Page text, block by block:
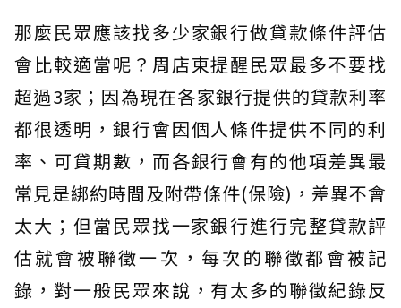
那麼民眾應該找多少家銀行做貸款條件評估
會比較適當呢？周店東提醒民眾最多不要找
超過3家；因為現在各家銀行提供的貸款利率
都很透明，銀行會因個人條件提供不同的利
率、可貸期數，而各銀行會有的他項差異最
常見是綁約時間及附帶條件(保險)，差異不會
太大；但當民眾找一家銀行進行完整貸款評
估就會被聯徵一次，每次的聯徵都會被記
錄，對一般民眾來說，有太多的聯徵紀錄反